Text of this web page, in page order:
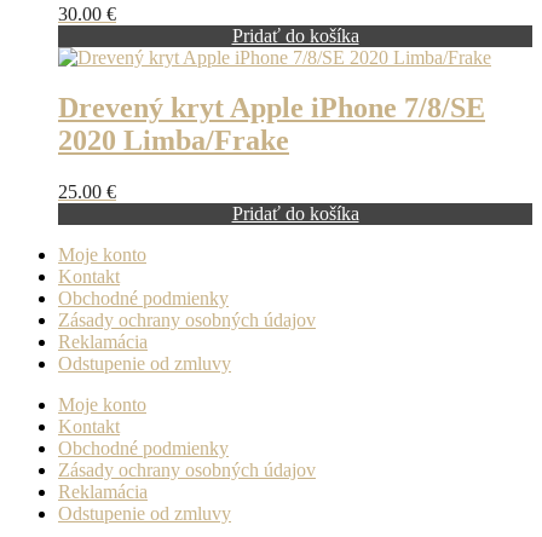
30.00 €
Pridať do košíka
Drevený kryt Apple iPhone 7/8/SE
2020 Limba/Frake
25.00 €
Pridať do košíka
Moje konto
Kontakt
Obchodné podmienky
Zásady ochrany osobných údajov
Reklamácia
Odstupenie od zmluvy
Moje konto
Kontakt
Obchodné podmienky
Zásady ochrany osobných údajov
Reklamácia
Odstupenie od zmluvy